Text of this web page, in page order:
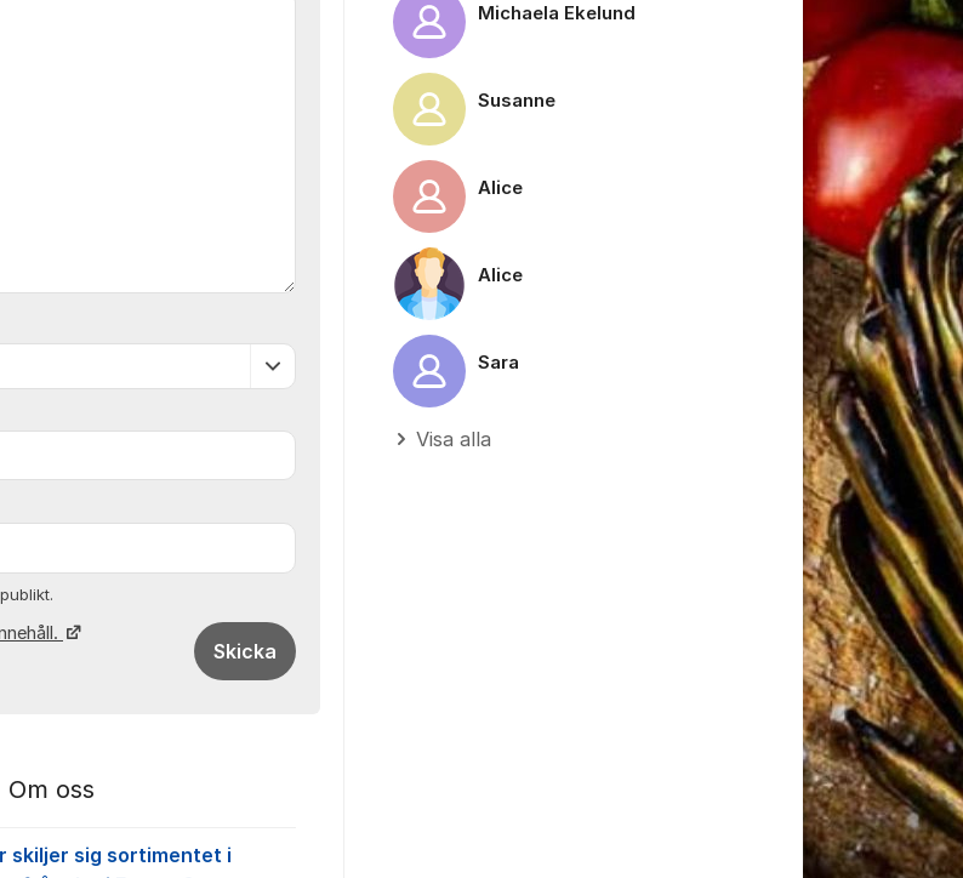
Skicka
Om oss
skiljer sig sortimentet i
Michaela Ekelund
Susanne
Alice
Alice
Sara
Visa alla